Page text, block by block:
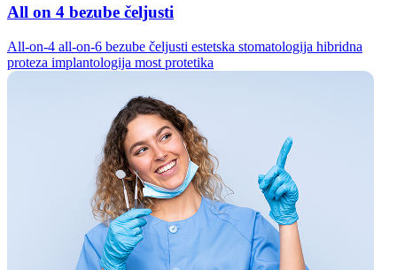
All on 4 bezube čeljusti
All-on-4 all-on-6 bezube čeljusti estetska stomatologija hibridna
proteza implantologija most protetika